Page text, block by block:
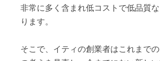
非常に多く含まれ低コストで低品質
ります。
そこで、イティの創業者はこれまで